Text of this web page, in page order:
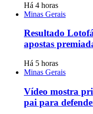
Há 4 horas
Minas Gerais
Resultado
apostas
Há 5 horas
Minas Gerais
Vídeo mostra
pai para